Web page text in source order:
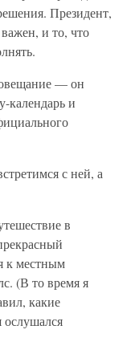
Президент,
и то, что
— он
календарь и
с ней, а
в
к местным
(В то время я
какие
ослушался